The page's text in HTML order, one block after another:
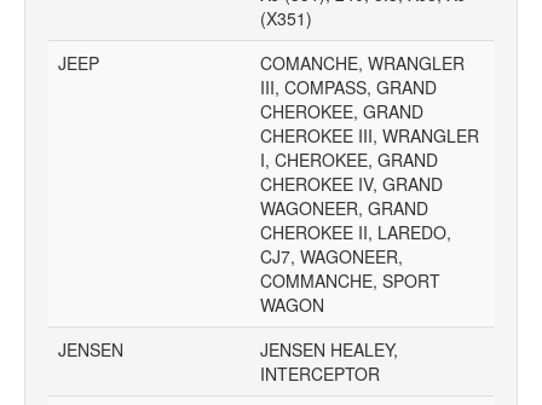
(X351)
JEEP
COMANCHE, WRANGLER
III, COMPASS, GRAND
CHEROKEE, GRAND
CHEROKEE III, WRANGLER
I, CHEROKEE, GRAND
CHEROKEE IV, GRAND
WAGONEER, GRAND
CHEROKEE II, LAREDO,
CJ7, WAGONEER,
COMMANCHE, SPORT
WAGON
JENSEN
JENSEN HEALEY,
INTERCEPTOR